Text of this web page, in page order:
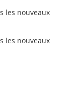
les nouveaux
les nouveaux